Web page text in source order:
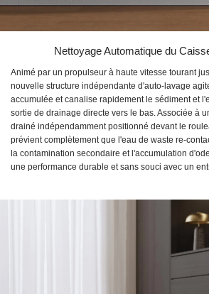
Nettoyage Automatique du
Animé par un propulseur à haute vitesse tourant
nouvelle structure indépendante d'auto-lavage
accumulée et canalise rapidement le sédiment et
sortie de drainage directe vers le bas. Associée à
drainé indépendamment positionné devant le
prévient complètement que l'eau de waste re-
la contamination secondaire et l'accumulation
une performance durable et sans souci avec un